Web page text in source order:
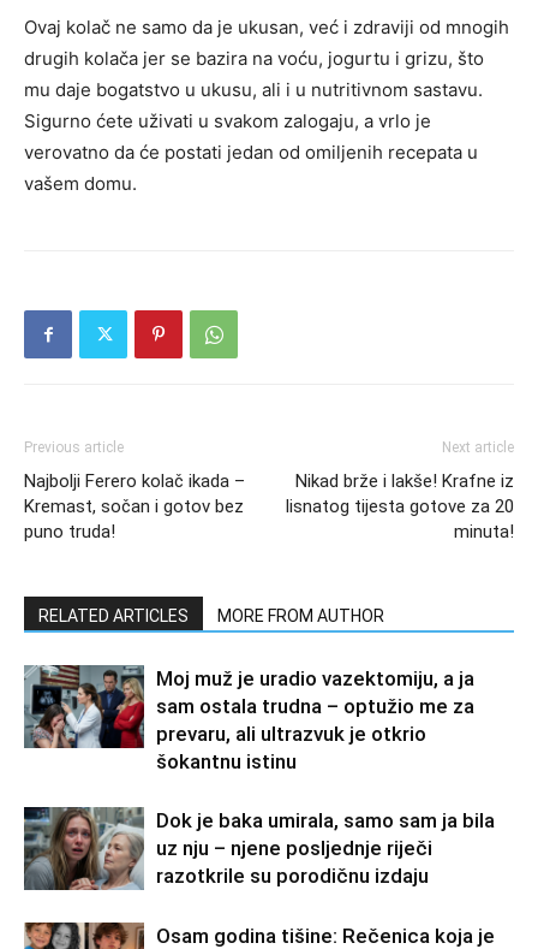
Ovaj kolač ne samo da je ukusan, već i zdraviji od mnogih
drugih kolača jer se bazira na voću, jogurtu i grizu, što
mu daje bogatstvo u ukusu, ali i u nutritivnom sastavu.
Sigurno ćete uživati u svakom zalogaju, a vrlo je
verovatno da će postati jedan od omiljenih recepata u
vašem domu.
Previous article
Najbolji Ferero kolač ikada –
Kremast, sočan i gotov bez
puno truda!
Next article
Nikad brže i lakše! Krafne iz
lisnatog tijesta gotove za 20
minuta!
RELATED ARTICLES MORE FROM AUTHOR
Moj muž je uradio vazektomiju, a ja
sam ostala trudna – optužio me za
prevaru, ali ultrazvuk je otkrio
šokantnu istinu
Dok je baka umirala, samo sam ja bila
uz nju – njene posljednje riječi
razotkrile su porodičnu izdaju
Osam godina tišine: Rečenica koja je